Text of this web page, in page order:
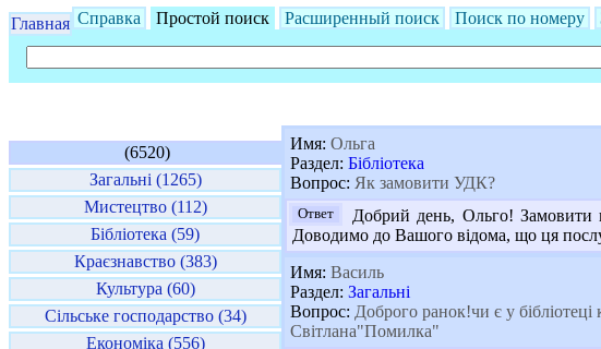
Главная Справка Простой поиск Расширенный поиск Поиск по номеру
(6520)
Загальні (1265)
Мистецтво (112)
Бібліотека (59)
Краєзнавство (383)
Культура (60)
Сільське господарство (34)
Економіка (556)
Имя: Ольга
Раздел: Бібліотека
Вопрос: Як замовити УДК?
Ответ
Добрий день, Ольго! Замовити
Доводимо до Вашого відома, що ця
Имя: Василь
Раздел: Загальні
Вопрос: Доброго ранок!чи є у
Світлана"Помилка"